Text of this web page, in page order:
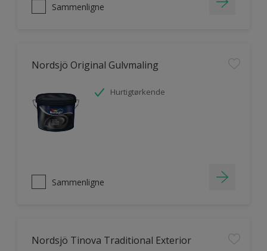
Sammenligne
Nordsjö Original Gulvmaling
Hurtigtørkende
Sammenligne
Nordsjö Tinova Traditional Exterior